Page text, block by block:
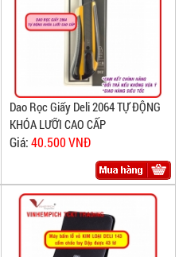
Dao Rọc Giấy Deli 2064 TỰ ĐỘNG
KHÓA LƯỠI CAO CẤP
Giá:40.500 VNĐ